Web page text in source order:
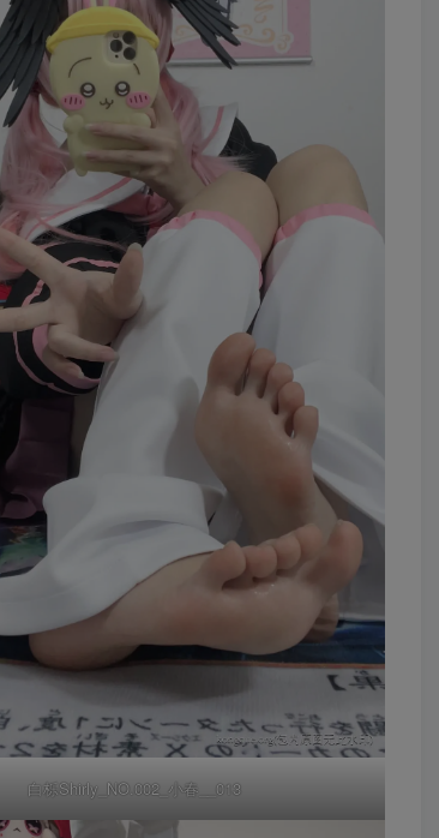
白栎Shirly_NO.002_小春__013